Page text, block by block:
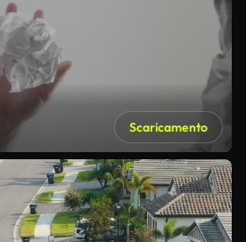
Scaricamento